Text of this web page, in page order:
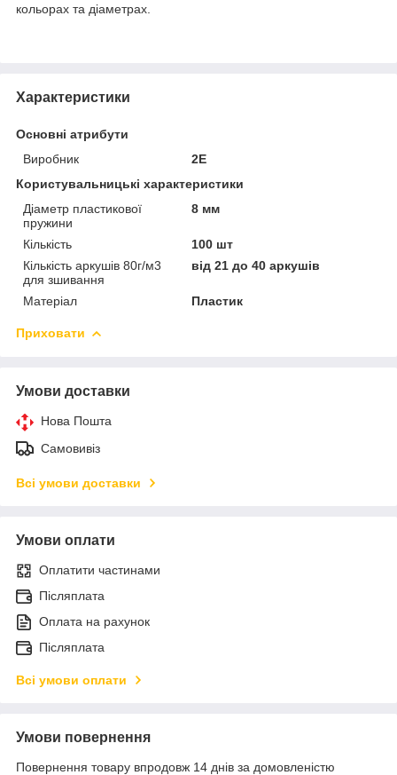
кольорах та діаметрах.
Характеристики
Основні атрибути
Виробник
2E
Користувальницькі характеристики
Діаметр пластикової
пружини
8 мм
Кількість
100 шт
Кількість аркушів 80г/м3
для зшивання
від 21 до 40 аркушів
Матеріал Пластик
Приховати
Умови доставки
Нова Пошта
Самовивіз
Всі умови доставки
Умови оплати
Оплатити частинами
Післяплата
Оплата на рахунок
Післяплата
Всі умови оплати
Умови повернення
Повернення товару впродовж 14 днів за домовленістю